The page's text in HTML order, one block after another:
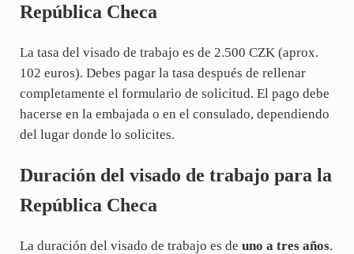
República Checa
La tasa del visado de trabajo es de 2.500 CZK (aprox.
102 euros). Debes pagar la tasa después de rellenar
completamente el formulario de solicitud. El pago debe
hacerse en la embajada o en el consulado, dependiendo
del lugar donde lo solicites.
Duración del visado de trabajo para la
República Checa
La duración del visado de trabajo es de uno a tres años.